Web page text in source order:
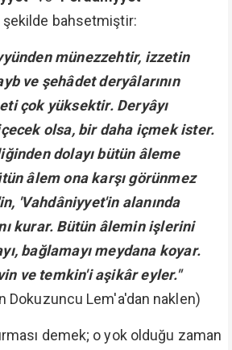
bahsetmiştir:
münezzehtir, izzetin
ve şehâdet deryâlarının
çok yüksektir. Deryâyı
olsa, bir daha içmek ister.
dolayı bütün âleme
âlem ona karşı görünmez
'Vahdâniyyet'in alanında
kurar. Bütün âlemin işlerini
bağlamayı meydana koyar.
ve temkin'i aşikâr eyler."
Dokuzuncu Lem'a'dan naklen)
demek; o yok olduğu zaman